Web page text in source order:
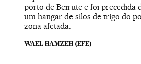
porto de Beirute e foi precedida
um hangar de silos de trigo do
zona afetada.
WAEL HAMZEH (EFE)